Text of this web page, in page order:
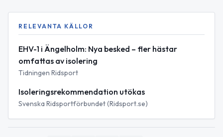
RELEVANTA KÄLLOR
EHV-1 i Ängelholm: Nya besked – fler hästar
omfattas av isolering
Tidningen Ridsport
Isoleringsrekommendation utökas
Svenska Ridsportförbundet (Ridsport.se)